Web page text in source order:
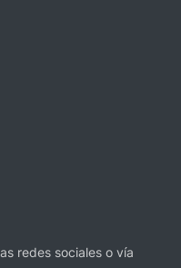
redes sociales o vía